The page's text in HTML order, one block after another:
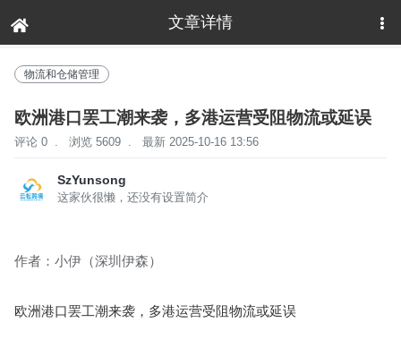
文章详情
下拉刷新
物流和仓储管理
欧洲港口罢工潮来袭，多港运营受阻物流或延误
评论 0 . 浏览 5609 . 最新 2025-10-16 13:56
SzYunsong
这家伙很懒，还没有设置简介
作者：小伊（深圳伊森）
欧洲港口罢工潮来袭，多港运营受阻物流或延误